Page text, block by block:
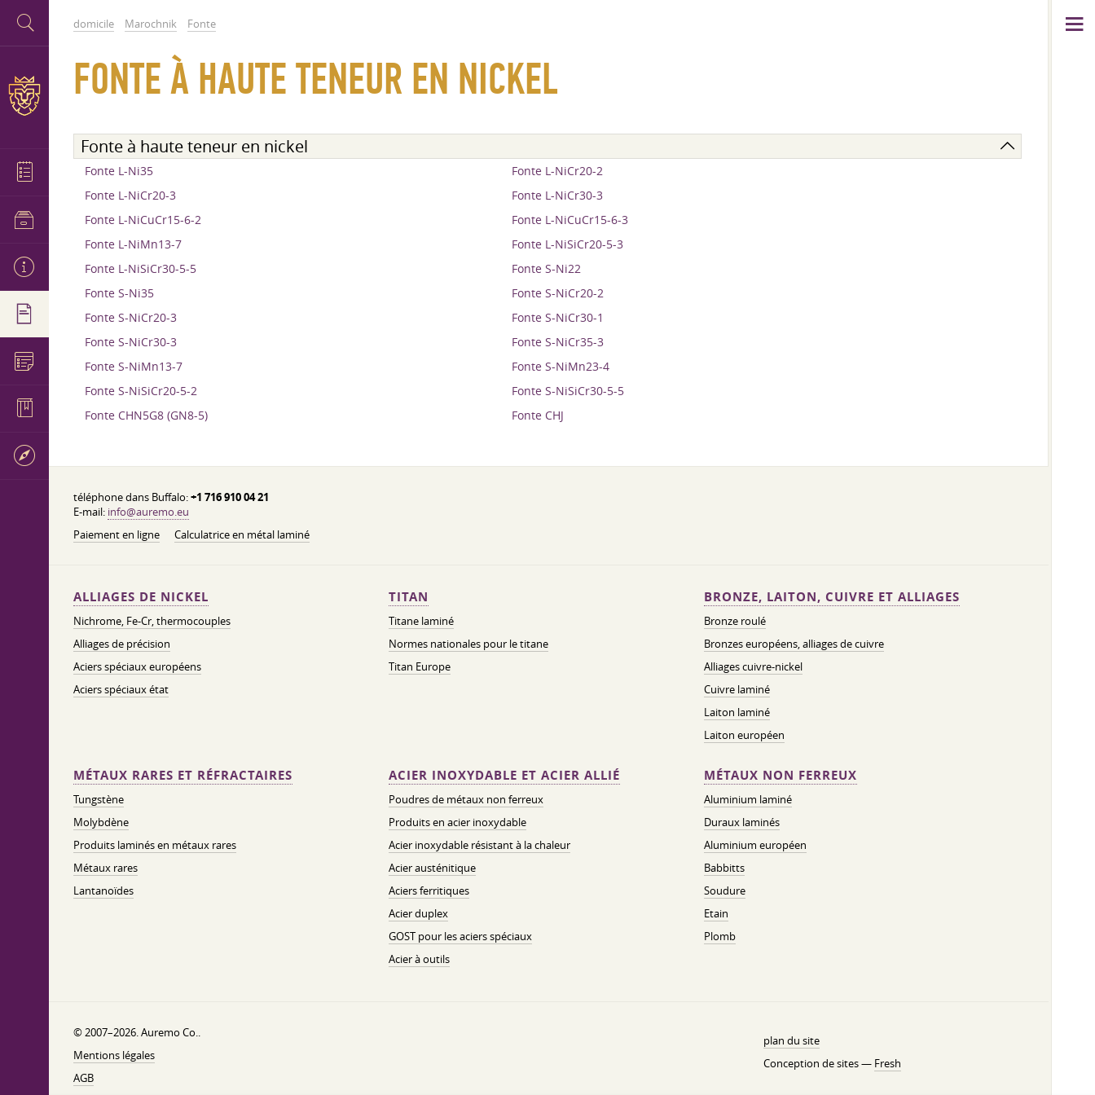
domicile Marochnik Fonte
FONTE À HAUTE TENEUR EN NICKEL
Fonte à haute teneur en nickel
Fonte L-Ni35
Fonte L-NiCr20-2
Fonte L-NiCr20-3
Fonte L-NiCr30-3
Fonte L-NiCuCr15-6-2
Fonte L-NiCuCr15-6-3
Fonte L-NiMn13-7
Fonte L-NiSiCr20-5-3
Fonte L-NiSiCr30-5-5
Fonte S-Ni22
Fonte S-Ni35
Fonte S-NiCr20-2
Fonte S-NiCr20-3
Fonte S-NiCr30-1
Fonte S-NiCr30-3
Fonte S-NiCr35-3
Fonte S-NiMn13-7
Fonte S-NiMn23-4
Fonte S-NiSiCr20-5-2
Fonte S-NiSiCr30-5-5
Fonte CHN5G8 (GN8-5)
Fonte CHJ
téléphone dans Buffalo:+1 716 910 04 21
E-mail: info@auremo.eu
Paiement en ligne
Calculatrice en métal laminé
ALLIAGES DE NICKEL
Nichrome, Fe-Cr, thermocouples
Alliages de précision
Aciers spéciaux européens
Aciers spéciaux état
TITAN
Titane laminé
Normes nationales pour le titane
Titan Europe
BRONZE, LAITON, CUIVRE ET ALLIAGES
Bronze roulé
Bronzes européens, alliages de cuivre
Alliages cuivre-nickel
Cuivre laminé
Laiton laminé
Laiton européen
MÉTAUX RARES ET RÉFRACTAIRES
Tungstène
Molybdène
Produits laminés en métaux rares
Métaux rares
Lantanoïdes
ACIER INOXYDABLE ET ACIER ALLIÉ
Poudres de métaux non ferreux
Produits en acier inoxydable
Acier inoxydable résistant à la chaleur
Acier austénitique
Aciers ferritiques
Acier duplex
GOST pour les aciers spéciaux
Acier à outils
MÉTAUX NON FERREUX
Aluminium laminé
Duraux laminés
Aluminium européen
Babbitts
Soudure
Etain
Plomb
© 2007–2026. Auremo Co..
Mentions légales
AGB
plan du site
Conception de sites — Fresh